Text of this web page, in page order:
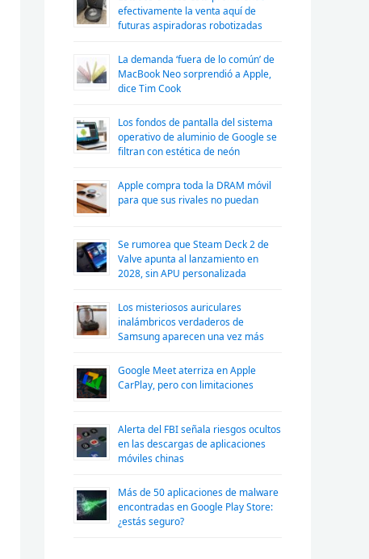
efectivamente la venta aquí de
futuras aspiradoras robotizadas
La demanda ‘fuera de lo común’ de
MacBook Neo sorprendió a Apple,
dice Tim Cook
Los fondos de pantalla del sistema
operativo de aluminio de Google se
filtran con estética de neón
Apple compra toda la DRAM móvil
para que sus rivales no puedan
Se rumorea que Steam Deck 2 de
Valve apunta al lanzamiento en
2028, sin APU personalizada
Los misteriosos auriculares
inalámbricos verdaderos de
Samsung aparecen una vez más
Google Meet aterriza en Apple
CarPlay, pero con limitaciones
Alerta del FBI señala riesgos ocultos
en las descargas de aplicaciones
móviles chinas
Más de 50 aplicaciones de malware
encontradas en Google Play Store:
¿estás seguro?